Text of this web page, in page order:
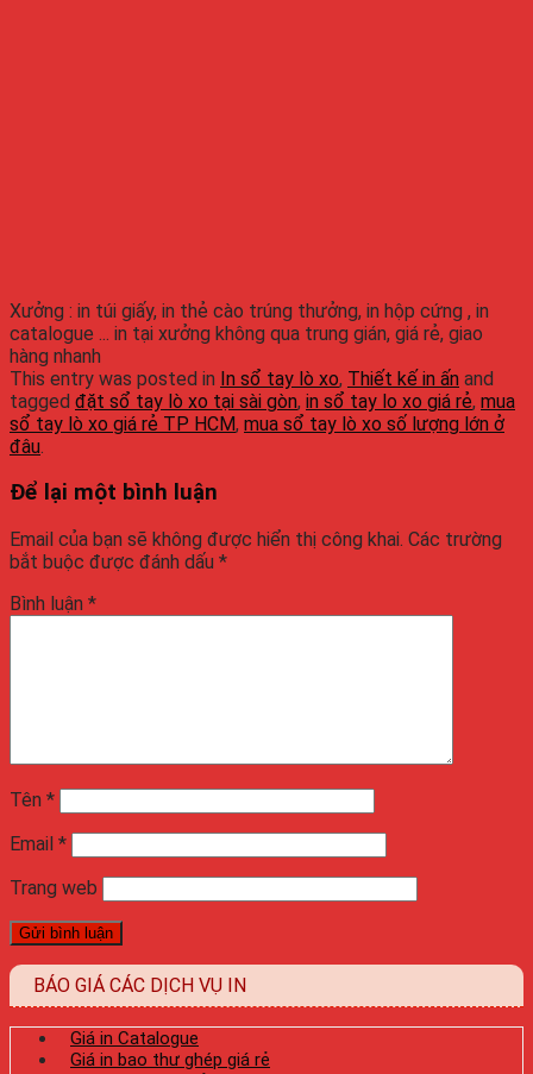
Xưởng : in túi giấy, in thẻ cào trúng thưởng, in hộp cứng , in
catalogue ... in tại xưởng không qua trung gián, giá rẻ, giao
hàng nhanh
This entry was posted in In sổ tay lò xo, Thiết kế in ấn and
tagged đặt sổ tay lò xo tại sài gòn, in sổ tay lo xo giá rẻ, mua
sổ tay lò xo giá rẻ TP HCM, mua sổ tay lò xo số lượng lớn ở
đâu.
Để lại một bình luận
Email của bạn sẽ không được hiển thị công khai. Các trường
bắt buộc được đánh dấu *
Bình luận *
Tên *
Email *
Trang web
BÁO GIÁ CÁC DỊCH VỤ IN
Giá in Catalogue
Giá in bao thư ghép giá rẻ